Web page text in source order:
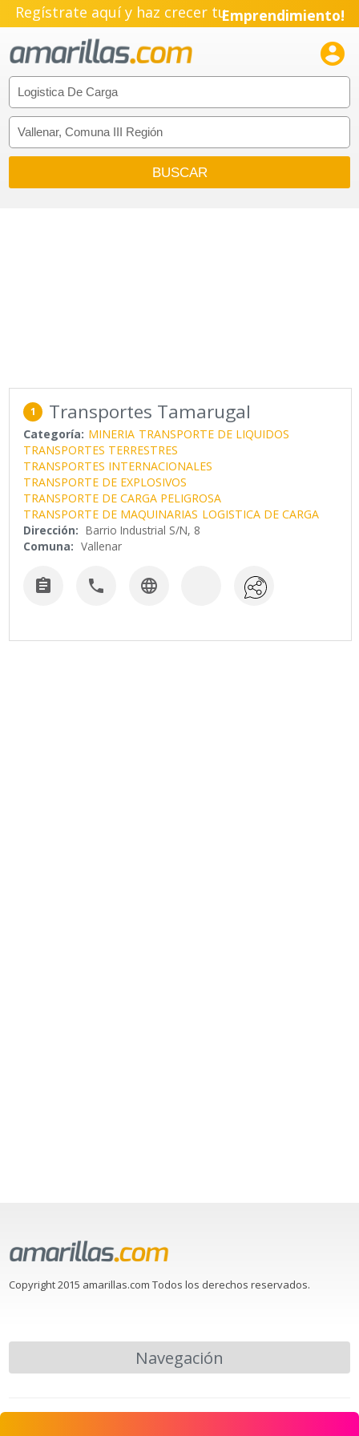
Regístrate aquí y haz crecer tuEmprendimiento!

1 Transportes Tamarugal
Categoría: MINERIA TRANSPORTE DE LIQUIDOS
TRANSPORTES TERRESTRES
TRANSPORTES INTERNACIONALES
TRANSPORTE DE EXPLOSIVOS
TRANSPORTE DE CARGA PELIGROSA
TRANSPORTE DE MAQUINARIAS LOGISTICA DE CARGA
Dirección: Barrio Industrial S/N, 8
Comuna: Vallenar
  
Copyright 2015 amarillas.com Todos los derechos reservados.
Navegación